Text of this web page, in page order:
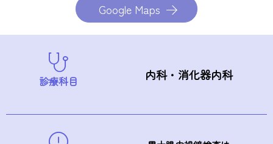
Google Maps
診療科目 内科・消化器内科